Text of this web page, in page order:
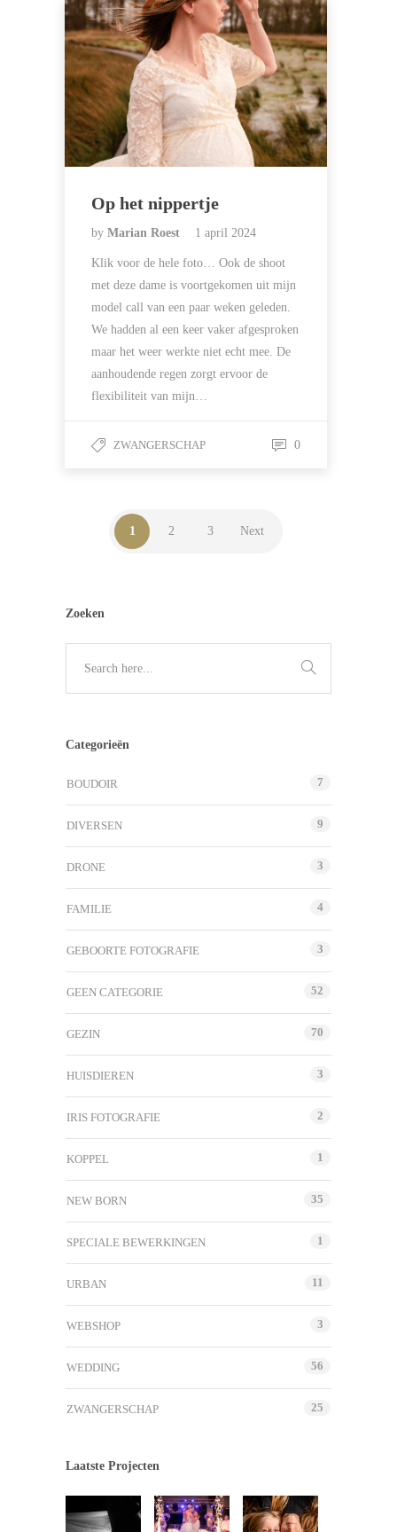
Op het nippertje
by Marian Roest 1 april 2024
Klik voor de hele foto… Ook de shoot
met deze dame is voortgekomen uit mijn
model call van een paar weken geleden.
We hadden al een keer vaker afgesproken
maar het weer werkte niet echt mee. De
aanhoudende regen zorgt ervoor de
flexibiliteit van mijn…
ZWANGERSCHAP 0
1 2 3 Next
Zoeken
Categorieën
BOUDOIR 7
DIVERSEN 9
DRONE 3
FAMILIE 4
GEBOORTE FOTOGRAFIE 3
GEEN CATEGORIE 52
GEZIN 70
HUISDIEREN 3
IRIS FOTOGRAFIE 2
KOPPEL 1
NEW BORN 35
SPECIALE BEWERKINGEN 1
URBAN 11
WEBSHOP 3
WEDDING 56
ZWANGERSCHAP 25
Laatste Projecten